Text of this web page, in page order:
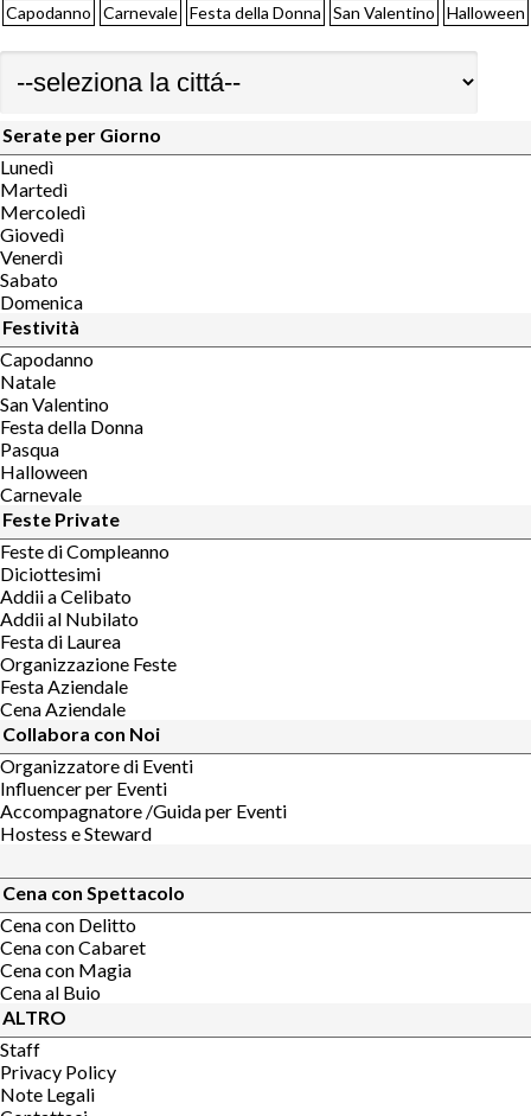
Capodanno Carnevale Festa della Donna San Valentino Halloween
Serate per Giorno
Lunedì
Martedì
Mercoledì
Giovedì
Venerdì
Sabato
Domenica
Festività
Capodanno
Natale
San Valentino
Festa della Donna
Pasqua
Halloween
Carnevale
Feste Private
Feste di Compleanno
Diciottesimi
Addii a Celibato
Addii al Nubilato
Festa di Laurea
Organizzazione Feste
Festa Aziendale
Cena Aziendale
Collabora con Noi
Organizzatore di Eventi
Influencer per Eventi
Accompagnatore /Guida per Eventi
Hostess e Steward
Cena con Spettacolo
Cena con Delitto
Cena con Cabaret
Cena con Magia
Cena al Buio
ALTRO
Staff
Privacy Policy
Note Legali